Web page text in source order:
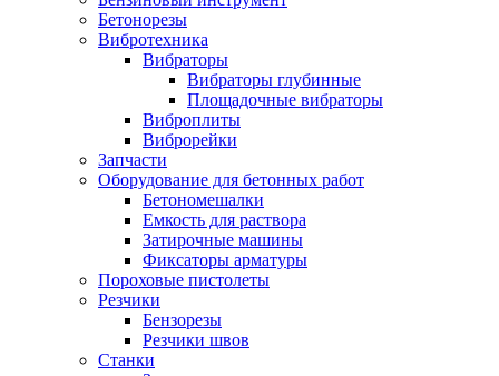
Бетонорезы
Вибротехника
Вибраторы
Вибраторы глубинные
Площадочные вибраторы
Виброплиты
Виброрейки
Запчасти
Оборудование для бетонных работ
Бетономешалки
Емкость для раствора
Затирочные машины
Фиксаторы арматуры
Пороховые пистолеты
Резчики
Бензорезы
Резчики швов
Станки